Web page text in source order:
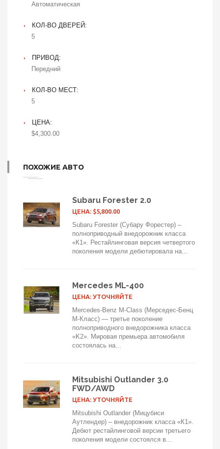
Автоматическая
КОЛ-ВО ДВЕРЕЙ:
5
ПРИВОД:
Передний
КОЛ-ВО МЕСТ:
5
ЦЕНА:
$4,300.00
ПОХОЖИЕ АВТО
Subaru Forester 2.0
ЦЕНА: $5,800.00
Subaru Forester (Субару Форестер) –
полноприводный внедорожник класса
«К1». Рестайлинговая версия четвертого
поколения модели дебютировала на...
Mercedes ML-400
ЦЕНА: УТОЧНЯЙТЕ
Mercedes-Benz M-Class (Мерседес-Бенц
М-Класс) — третье поколение
полноприводного внедорожника класса
«K2». Мировая премьера автомобиля
состоялась на...
Mitsubishi Outlander 3.0
FWD/AWD
ЦЕНА: УТОЧНЯЙТЕ
Mitsubishi Outlander (Мицубиси
Аутлендер) – внедорожник класса «К1».
Дебют рестайлинговой версии третьего
поколения модели состоялся в...